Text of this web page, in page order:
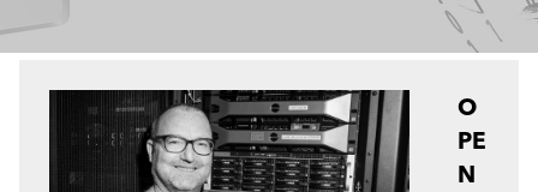
O
PE
N